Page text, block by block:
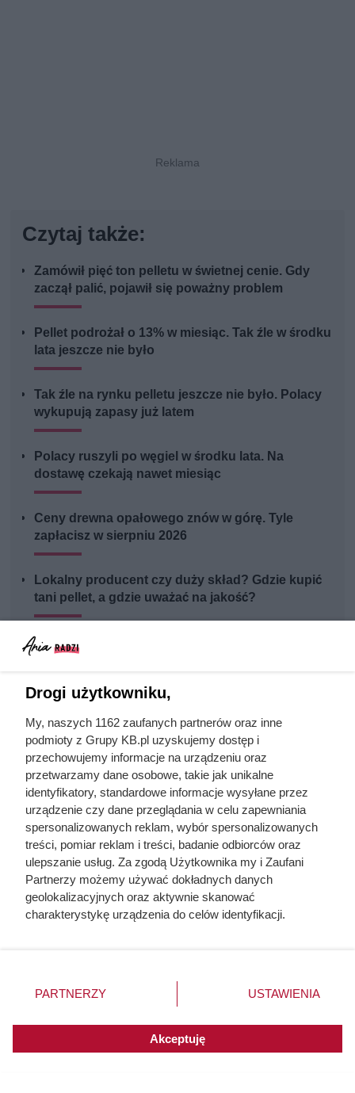
Czytaj także:
Zamówił pięć ton pelletu w świetnej cenie. Gdy
zaczął palić, pojawił się poważny problem
Pellet podrożał o 13% w miesiąc. Tak źle w środku
lata jeszcze nie było
Tak źle na rynku pelletu jeszcze nie było. Polacy
wykupują zapasy już latem
Polacy ruszyli po węgiel w środku lata. Na
dostawę czekają nawet miesiąc
Ceny drewna opałowego znów w górę. Tyle
zapłacisz w sierpniu 2026
Lokalny producent czy duży skład? Gdzie kupić
tani pellet, a gdzie uważać na jakość?
Ten gatunek drewna daje
kaloryczności
Drogi użytkowniku,
My, naszych 1162 zaufanych partnerów oraz inne
podmioty z Grupy KB.pl uzyskujemy dostęp i
przechowujemy informacje na urządzeniu oraz
przetwarzamy dane osobowe, takie jak unikalne
identyfikatory, standardowe informacje wysyłane przez
urządzenie czy dane przeglądania w celu zapewniania
spersonalizowanych reklam, wybór spersonalizowanych
treści, pomiar reklam i treści, badanie odbiorców oraz
ulepszanie usług. Za zgodą Użytkownika my i Zaufani
Partnerzy możemy używać dokładnych danych
geolokalizacyjnych oraz aktywnie skanować
charakterystykę urządzenia do celów identyfikacji.
zmienić/wycofać klikając przycisk ustawień prywatności
znajdujący się w lewym dolnym rogu strony. Niektóre
użytkownika, ale masz prawo sprzeciwić się takiemu
przetwarzaniu. Preferencje będą miały zastosowania do
PARTNERZY USTAWIENIA
Akceptuję